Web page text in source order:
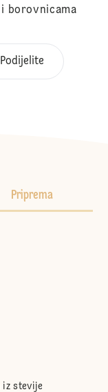
borovnicama
Podijelite
Priprema
iz stevije